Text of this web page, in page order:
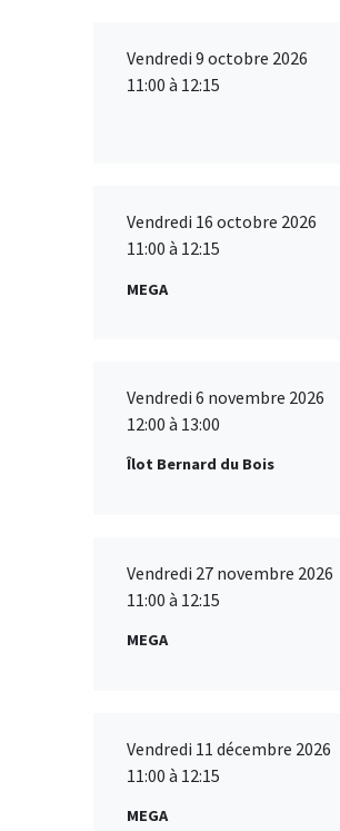
Vendredi 9 octobre 2026
11:00 à 12:15
Vendredi 16 octobre 2026
11:00 à 12:15
MEGA
Vendredi 6 novembre 2026
12:00 à 13:00
Îlot Bernard du Bois
Vendredi 27 novembre 2026
11:00 à 12:15
MEGA
Vendredi 11 décembre 2026
11:00 à 12:15
MEGA